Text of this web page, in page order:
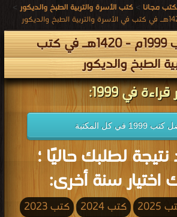
مجانا > كتب الأسرة والتربية الطبخ والديكور >
اصدارات كتب 1999م - 1420هـ في كتب
الطبخ والديكور
في 1999:
1999 في كل المكتبة
لطلبك حاليًا ؛
اختيار سنة أخرى:
كتب 2024
كتب 2023